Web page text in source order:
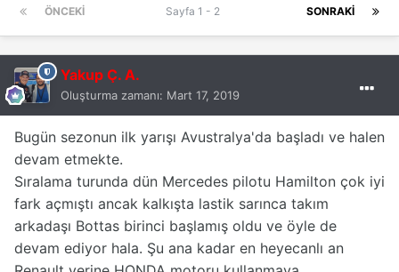
ÖNCEKI SONRAKI
Sayfa 1 - 2
Yakup Ç. A.
Oluşturma zamanı: Mart 17, 2019
Bugün sezonun ilk yarışı Avustralya'da başladı ve halen
devam etmekte.
Sıralama turunda dün Mercedes pilotu Hamilton çok iyi
fark açmıştı ancak kalkışta lastik sarınca takım
arkadaşı Bottas birinci başlamış oldu ve öyle de
devam ediyor hala. Şu ana kadar en heyecanlı an